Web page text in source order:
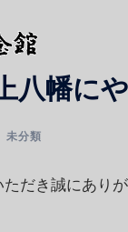
幡に
未分類
だき誠にありが